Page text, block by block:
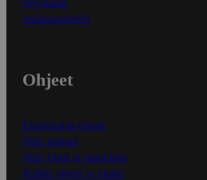
Myymälät
Asiakaspalvelu
Ohjeet
Ensitilaajan ohjeet
Näin maksat
Näin tilaat ja muokkaat
Kaikki ohjeet ja vinkit